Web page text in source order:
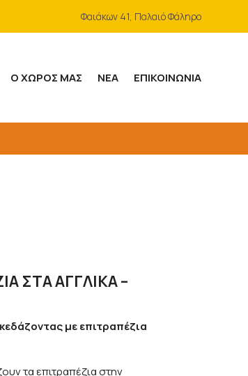
Φαιάκων 41, Παλαιό Φάληρο
Ο ΧΏΡΟΣ ΜΑΣ ΝΈΑ ΕΠΙΚΟΙΝΩΝΊΑ
ΣΤΑ ΑΓΓΛΙΚΑ –
με επιτραπέζια
τα επιτραπέζια στην